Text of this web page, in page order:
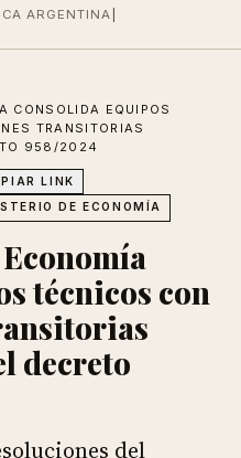
ARGENTINA
CONSOLIDA EQUIPOS
TRANSITORIAS
958/2024
LINK
DE ECONOMÍA
técnicos con
decreto
del